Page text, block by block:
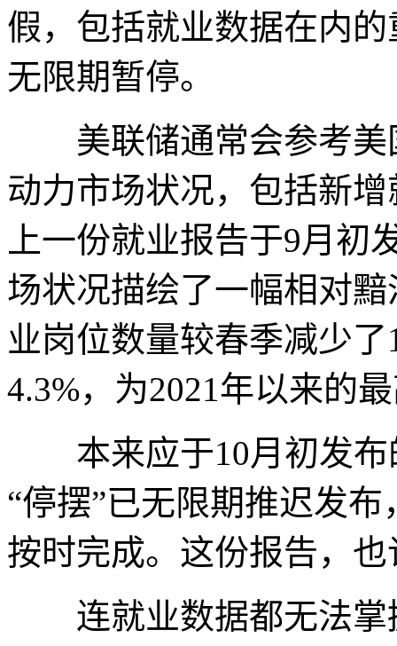
假，包括就业数据在内
无限期暂停。
美联储通常会参考美
动力市场状况，包括新
上一份就业报告于9月初
场状况描绘了一幅相对
业岗位数量较春季减少
4.3%，为2021年以来的
本来应于10月初发布
“停摆”已无限期推迟发
按时完成。这份报告，
连就业数据都无法掌